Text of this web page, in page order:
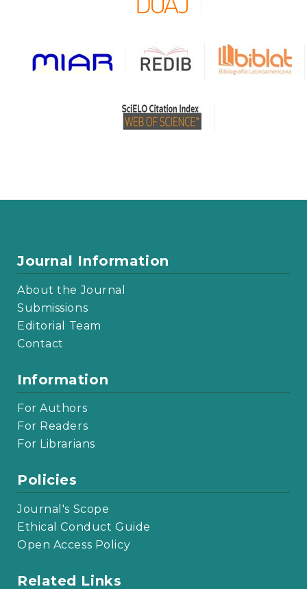
Journal Information
About the Journal
Submissions
Editorial Team
Contact
Information
For Authors
For Readers
For Librarians
Policies
Journal's Scope
Ethical Conduct Guide
Open Access Policy
Related Links